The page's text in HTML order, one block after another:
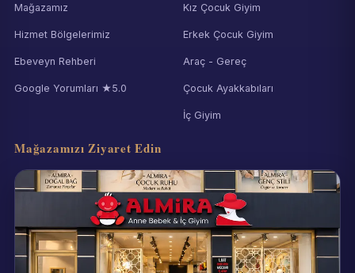
Mağazamız
Hizmet Bölgelerimiz
Ebeveyn Rehberi
Google Yorumları ★5.0
Kız Çocuk Giyim
Erkek Çocuk Giyim
Araç - Gereç
Çocuk Ayakkabıları
İç Giyim
Mağazamızı Ziyaret Edin